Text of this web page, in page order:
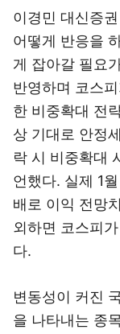
이경민 대신증
어떻게 반응을
게 잡아갈 필요
반영하며 코스
한 비중확대 전
상 기대로 안정
락 시 비중확대
언했다. 실제 1
배로 이익 전망
외하면 코스피
다.
변동성이 커진
을 나타내는 종